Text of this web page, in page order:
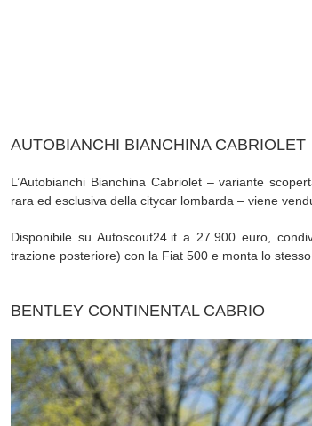
AUTOBIANCHI BIANCHINA CABRIOLET
L’Autobianchi Bianchina Cabriolet – variante
rara ed esclusiva della citycar lombarda – viene
Disponibile su Autoscout24.it a 27.900 euro,
trazione posteriore) con la Fiat 500 e monta lo
BENTLEY CONTINENTAL CABRIO